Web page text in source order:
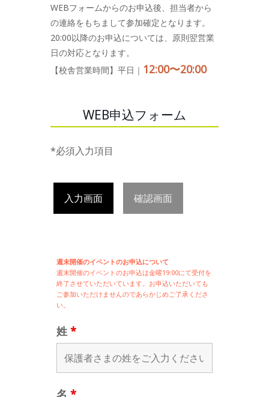
WEBフォームからのお申込後、担当者から
の連絡をもちまして参加確定となります。
20:00以降のお申込については、原則翌営業
日の対応となります。
【校舎営業時間】平日｜ 12:00〜20:00
WEB申込フォーム
*必須入力項目
入力画面 確認画面
週末開催のイベントのお申込について
週末開催のイベントのお申込は金曜19:00にて受付を
終了させていただいています。お申込いただいても
ご参加いただけませんのであらかじめご了承くださ
い。
姓 *